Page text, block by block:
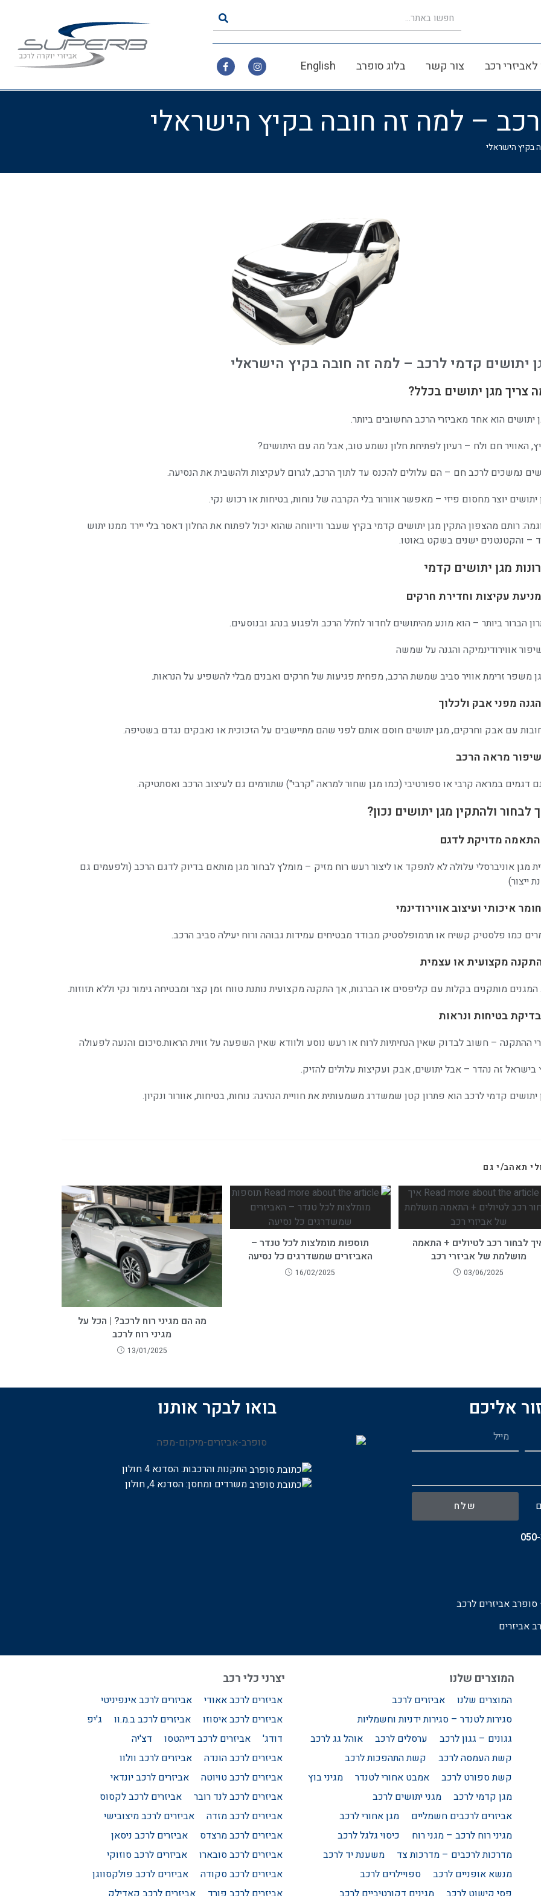
רכב צור קשר בלוג סופרב English
– למה זה חובה בקיץ הישראלי
בקיץ הישראלי
יתושים קדמי לרכב – למה זה חובה בקיץ הישראלי
צריך מגן יתושים בכלל?
יתושים הוא אחד מאביזרי הרכב החשובים ביותר.
האוויר חם ולח – רעיון לפתיחת חלון נשמע טוב, אבל מה עם היתושים?
נמשכים לרכב חם – הם עלולים להכנס עד לתוך הרכב, לגרום לעקיצות ולהשבית את הנסיעה.
יתושים יוצר מחסום פיזי – מאפשר אוורור בלי הקרבה של נוחות, בטיחות או רכוש נקי.
רותם מהצפון התקין מגן יתושים קדמי בקיץ שעבר ודיווחה שהוא יכול לפתוח את החלון דאסר בלי יירד ממנו יתוש
– והקטנטנים ישנים בשקט באוטו.
מגן יתושים קדמי
הברור ביותר – הוא מונע מהיתושים לחדור לחלל הרכב ולפגוע בנהג ובנוסעים.
משפר זרימת אוויר סביב שמשת הרכב, מפחית פגיעות של חרקים ואבנים מבלי להשפיע על הנראות.
עם אבק וחרקים, מגן יתושים חוסם אותם לפני שהם מתיישבים על הזכוכית או נאבקים נגדם בשטיפה.
דגמים במראה קרבי או ספורטיבי (כמו מגן שחור למראה "קרבי") שתורמים גם לעיצוב הרכב ואסתטיקה.
לבחור ולהתקין מגן יתושים נכון?
מדויקת לדגם
מגן אוניברסלי עלולה לא לתפקד או ליצור רעש רוח מזיק – מומלץ לבחור מגן מותאם בדיוק לדגם הרכב (ולפעמים גם
ייצור)
איכותי ועיצוב אווירודינמי
כמו פלסטיק קשיח או תרמופלסטיק מבודד מבטיחים עמידות גבוהה ורוח יעילה סביב הרכב.
מקצועית או עצמית
המגנים מותקנים בקלות עם קליפסים או הברגות, אך התקנה מקצועית נותנת טווח זמן קצר ומבטיחה גימור נקי וללא תזוזות.
בטיחות ונראות
ההתקנה – חשוב לבדוק שאין הנחיתיות לרוח או רעש נוסע ולוודא שאין השפעה על זווית הראות.סיכום והנעה לפעולה
בישראל זה נהדר – אבל יתושים, אבק ועקיצות עלולים להזיק.
יתושים קדמי לרכב הוא פתרון קטן שמשדרג משמעותית את חוויית הנהיגה: נוחות, בטיחות, אוורור ונקיון.
תאהב/י גם
מה הם מגיני רוח לרכב? | הכל על
מגיני רוח לרכב
13/01/2025
תוספות מומלצות לכל טנדר –
האביזרים שמשדרגים כל נסיעה
16/02/2025
לבחור רכב לטיולים + התאמה
מושלמת של אביזרי רכב
03/06/2025
אליכם
שלח
אביזרים לרכב
אביזרים
בואו לבקר אותנו
התקנות והרכבות:הסדנא 4 חולון
משרדים ומחסן: הסדנא 4, חולון
המוצרים שלנו
המוצרים שלנו
אביזרים לרכב
סגירות לטנדר – סגירות ידניות וחשמליות
גגונים – גגון לרכב
ערסלים לרכב
אוהל גג לרכב
קשת העמסה לרכב
קשת התהפכות לרכב
קשת ספורט לרכב
אמבט אחורי לטנדר
מגיני בוץ
מגן קדמי לרכב
מגני יתושים לרכב
אביזרים לרכבים חשמליים
מגן אחורי לרכב
מגיני רוח לרכב – מגני רוח
כיסוי גלגל לרכב
מדרכות לרכבים – מדרכות צד
משענת יד לרכב
מנשא אופניים לרכב
ספויילרים לרכב
יצרני כלי רכב
אביזרים לרכב אאודי
אביזרים לרכב אינפיניטי
אביזרים לרכב איסוזו
אביזרים לרכב ב.מ.וו
ג'יפ
דודג'
אביזרים לרכב דייהטסו
דצ'יה
אביזרים לרכב הונדה
אביזרים לרכב וולוו
אביזרים לרכב טויוטה
אביזרים לרכב יונדאי
אביזרים לרכב לנד רובר
אביזרים לרכב לקסוס
אביזרים לרכב מזדה
אביזרים לרכב מיצובישי
אביזרים לרכב מרצדס
אביזרים לרכב ניסאן
אביזרים לרכב סובארו
אביזרים לרכב סוזוקי
אביזרים לרכב סקודה
אביזרים לרכב פולקסווגן